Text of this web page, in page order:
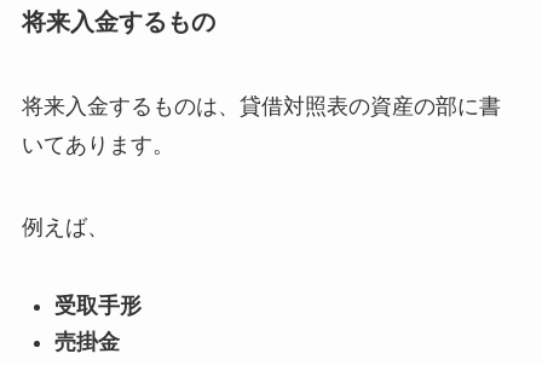
将来入金するもの
将来入金するものは、貸借対照表の資産の部に書
いてあります。
例えば、
受取手形
売掛金